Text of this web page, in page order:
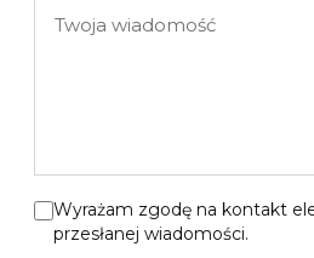
mail
wiadomość
Wyrażam zgodę na kontakt
przesłanej wiadomości.